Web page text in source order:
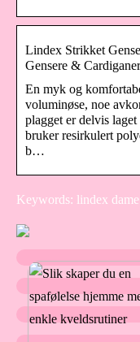
Lindex Strikket
Gensere &
En myk og
voluminøse, noe
plagget er delvis
bruker resirkulert
b…
Keywords: lindex